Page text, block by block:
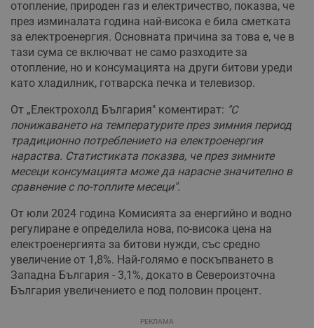
отопление, природен газ и електричество, показва, че
през изминалата година най-висока е била сметката
за електроенергия. Основната причина за това е, че в
тази сума се включват не само разходите за
отопление, но и консумацията на други битови уреди
като хладилник, готварска печка и телевизор.
От „Електрохолд България" коментират: "С
понижаването на температурите през зимния период
традиционно потреблението на електроенергия
нараства. Статистиката показва, че през зимните
месеци консумацията може да нарасне значително в
сравнение с по-топлите месеци".
От юли 2024 година Комисията за енергийно и водно
регулиране е определила нова, по-висока цена на
електроенергията за битови нужди, със средно
увеличение от 1,8%. Най-голямо е поскъпването в
Западна България - 3,1%, докато в Североизточна
България увеличението е под половин процент.
РЕКЛАМА